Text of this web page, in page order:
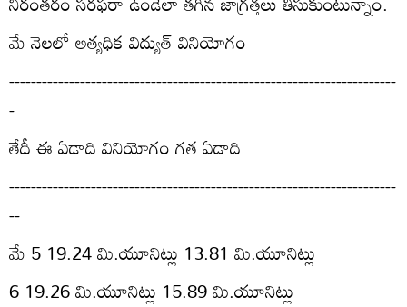
మే నెలలో అత్యధిక విద్యుత్‌ వినియోగం
-----------------------------------------------------------------------
-
తేదీ ఈ ఏడాది వినియోగం గత ఏడాది
-----------------------------------------------------------------------
--
మే 5 19.24 మి.యూనిట్లు 13.81 మి.యూనిట్లు
6 19.26 మి.యూనిట్లు 15.89 మి.యూనిట్లు